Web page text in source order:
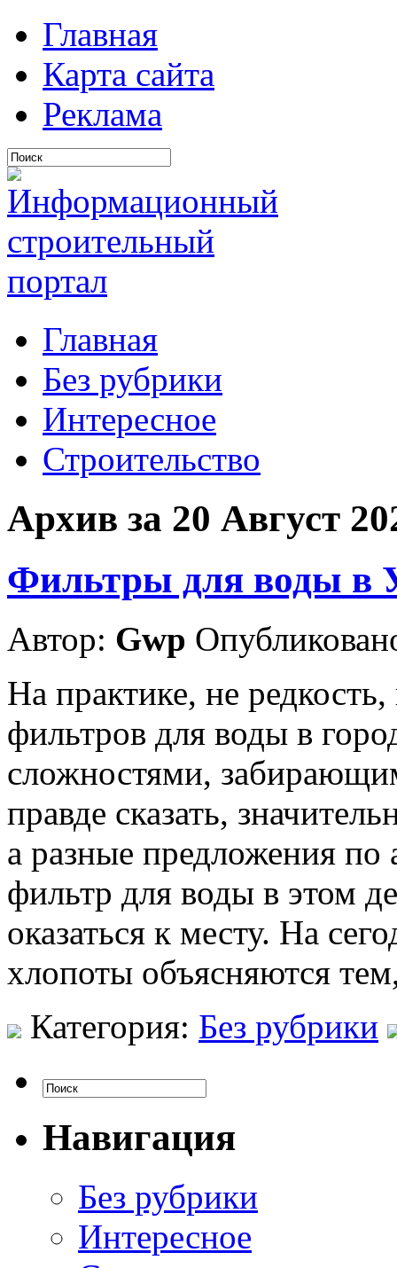
Главная
Карта сайта
Реклама
Главная
Без рубрики
Интересное
Строительство
Архив за 20 Август
Фильтры для воды в
Автор: Gwp
На практике, не
фильтров для воды в
сложностями,
правде сказать,
а разные предложения по
фильтр для воды в этом
оказаться к месту. На
хлопоты объясняются
Категория: Без рубрики
Навигация
Без рубрики
Интересное